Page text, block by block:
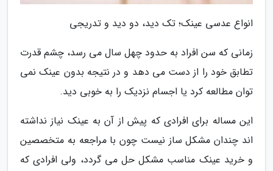
انواع عدسی عینک؛ تک دید، دو دید و تدریجی
زمانی که سن افراد به حدود چهل سال می رسد، چشم قدرت
تطابق خود را از دست می دهد و در نتیجه بدون عینک نمی
توان مطالعه کرد یا اجسام نزدیک را به خوبی دید.
این مساله برای افرادی که پیش از آن به عینک نیاز نداشته
اند چندان مشکل ساز نیست چون با مراجعه به متخصصین
و خرید عینک مناسب مشکل حل می گردد، ولی افرادی که